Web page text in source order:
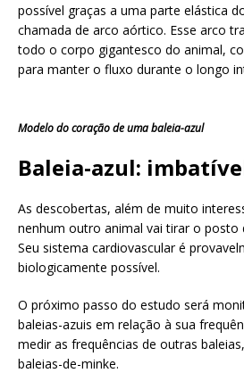
possível graças a uma parte elástica
chamada de arco aórtico. Esse arco
todo o corpo gigantesco do animal,
para manter o fluxo durante o longo
Modelo do coração de uma baleia-azul
Baleia-azul:
As descobertas, além de muito
nenhum outro animal vai tirar o posto
Seu sistema cardiovascular é
biologicamente possível.
O próximo passo do estudo será
baleias-azuis em relação à sua
medir as frequências de outras
baleias-de-minke.